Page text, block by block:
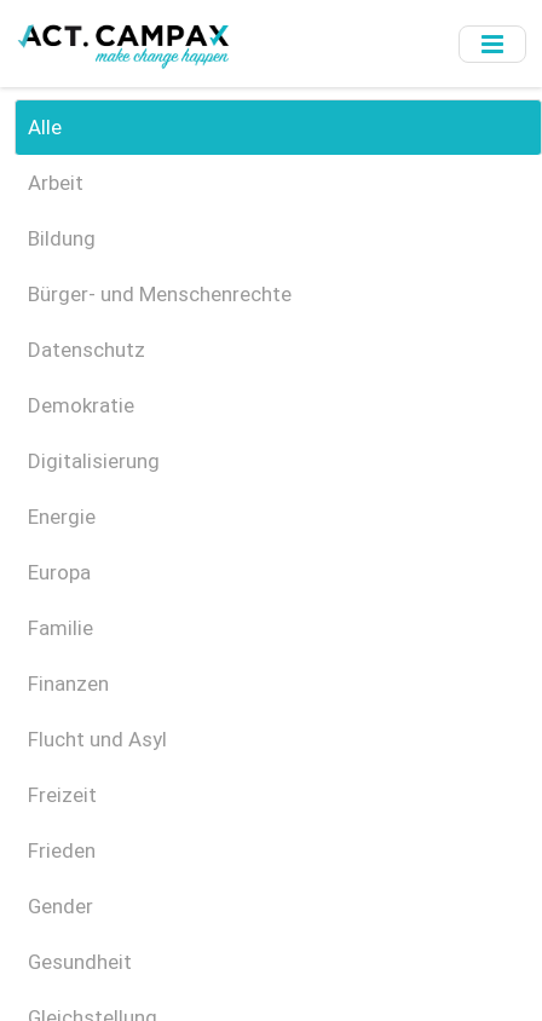
to
content
Alle
Arbeit
Bildung
Bürger- und Menschenrechte
Datenschutz
Demokratie
Digitalisierung
Energie
Europa
Familie
Finanzen
Flucht und Asyl
Freizeit
Frieden
Gender
Gesundheit